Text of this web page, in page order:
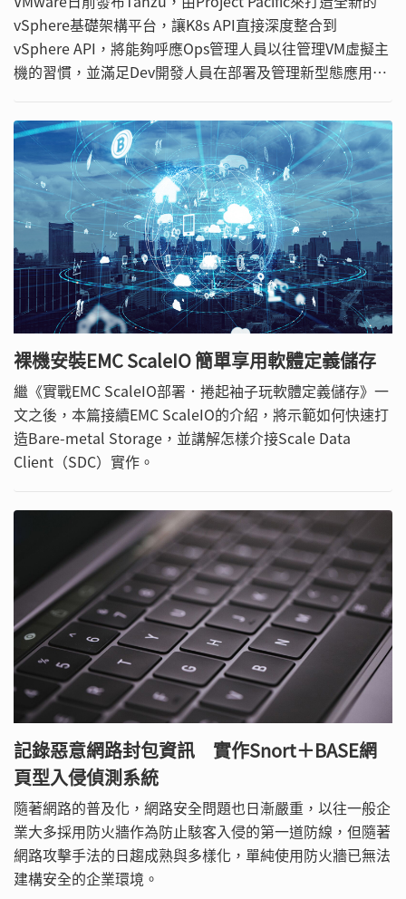
vSphere基礎架構平台，讓K8s API直接深度整合到
vSphere API，將能夠呼應Ops管理人員以往管理VM虛擬主
機的習慣，並滿足Dev開發人員在部署及管理新型態應用容
示範。
裸機安裝EMC ScaleIO 簡單享用軟體定義儲存
繼《實戰EMC ScaleIO部署．捲起袖子玩軟體定義儲存》一
文之後，本篇接續EMC ScaleIO的介紹，將示範如何快速打
造Bare-metal Storage，並講解怎樣介接Scale Data
Client（SDC）實作。
記錄惡意網路封包資訊 實作Snort＋BASE網
頁型入侵偵測系統
隨著網路的普及化，網路安全問題也日漸嚴重，以往一般企
業大多採用防火牆作為防止駭客入侵的第一道防線，但隨著
網路攻擊手法的日趨成熟與多樣化，單純使用防火牆已無法
建構安全的企業環境。